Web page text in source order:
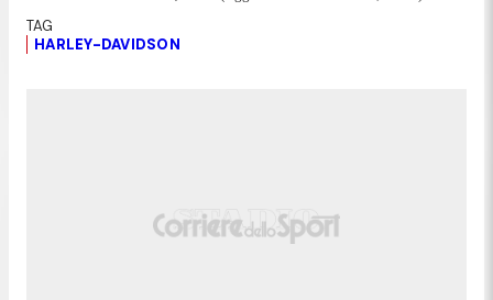
HARLEY-DAVIDSON